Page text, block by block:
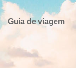
Guia de viagem